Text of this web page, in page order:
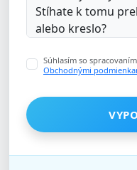
Súhlasím so
Obchodnými